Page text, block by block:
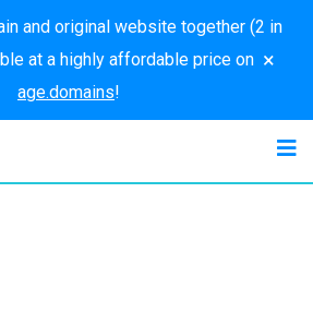
and original website together (2 in
at a highly affordable price on
age.domains!
×